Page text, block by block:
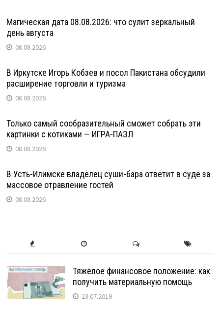
Магическая дата 08.08.2026: что сулит зеркальный
день августа
08.08.2026
В Иркутске Игорь Кобзев и посол Пакистана обсудили
расширение торговли и туризма
08.08.2026
Только самый сообразительный сможет собрать эти
картинки с котиками — ИГРА-ПАЗЛ
08.08.2026
В Усть-Илимске владелец суши-бара ответит в суде за
массовое отравление гостей
08.08.2026
Тяжёлое финансовое положение: как
получить материальную помощь
23.07.2019